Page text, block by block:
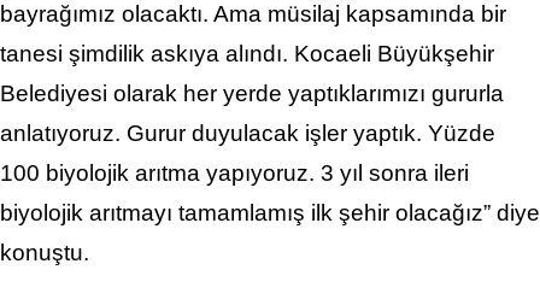
bayrağımız olacaktı. Ama müsilaj kapsamında bir
tanesi şimdilik askıya alındı. Kocaeli Büyükşehir
Belediyesi olarak her yerde yaptıklarımızı gururla
anlatıyoruz. Gurur duyulacak işler yaptık. Yüzde
100 biyolojik arıtma yapıyoruz. 3 yıl sonra ileri
biyolojik arıtmayı tamamlamış ilk şehir olacağız” diye
konuştu.